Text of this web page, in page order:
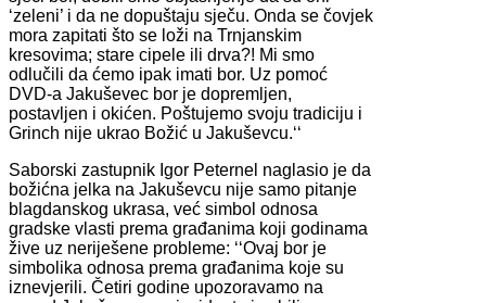
‘zeleni’ i da ne dopuštaju sječu. Onda se čovjek
mora zapitati što se loži na Trnjanskim
kresovima; stare cipele ili drva?! Mi smo
odlučili da ćemo ipak imati bor. Uz pomoć
DVD-a Jakuševec bor je dopremljen,
postavljen i okićen. Poštujemo svoju tradiciju i
Grinch nije ukrao Božić u Jakuševcu.‘‘
Saborski zastupnik Igor Peternel naglasio je da
božićna jelka na Jakuševcu nije samo pitanje
blagdanskog ukrasa, već simbol odnosa
gradske vlasti prema građanima koji godinama
žive uz neriješene probleme: ‘‘Ovaj bor je
simbolika odnosa prema građanima koje su
iznevjerili. Četiri godine upozoravamo na